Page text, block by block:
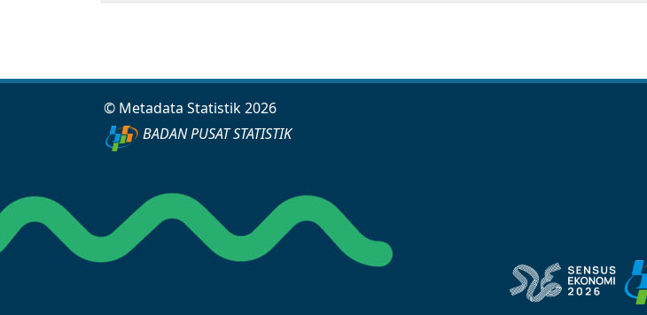
© Metadata Statistik 2026
BADAN PUSAT STATISTIK